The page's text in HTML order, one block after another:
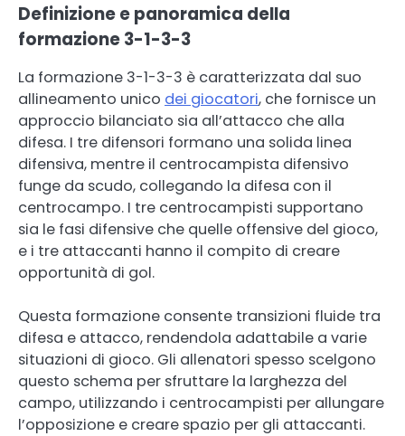
Definizione e panoramica della
formazione 3-1-3-3
La formazione 3-1-3-3 è caratterizzata dal suo
allineamento unico dei giocatori, che fornisce un
approccio bilanciato sia all’attacco che alla
difesa. I tre difensori formano una solida linea
difensiva, mentre il centrocampista difensivo
funge da scudo, collegando la difesa con il
centrocampo. I tre centrocampisti supportano
sia le fasi difensive che quelle offensive del gioco,
e i tre attaccanti hanno il compito di creare
opportunità di gol.
Questa formazione consente transizioni fluide tra
difesa e attacco, rendendola adattabile a varie
situazioni di gioco. Gli allenatori spesso scelgono
questo schema per sfruttare la larghezza del
campo, utilizzando i centrocampisti per allungare
l’opposizione e creare spazio per gli attaccanti.